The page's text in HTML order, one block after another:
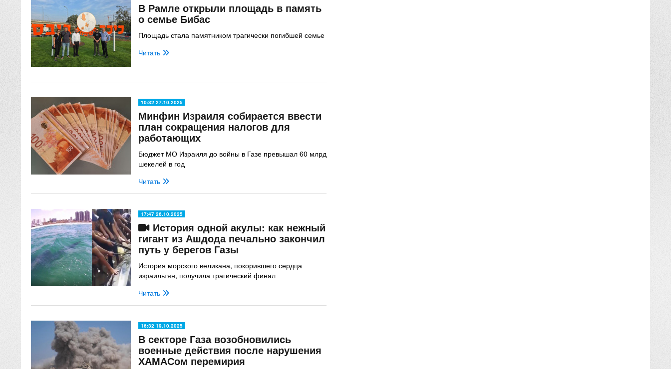
В Рамле открыли площадь в память
о семье Бибас
Площадь стала памятником трагически погибшей семье
Читать
10:32 27.10.2025
Минфин Израиля собирается ввести
план сокращения налогов для
работающих
Бюджет МО Израиля до войны в Газе превышал 60 млрд
шекелей в год
Читать
17:47 26.10.2025
История одной акулы: как нежный
гигант из Ашдода печально закончил
путь у берегов Газы
История морского великана, покорившего сердца
израильтян, получила трагический финал
Читать
16:32 19.10.2025
В секторе Газа возобновились
военные действия после нарушения
ХАМАСом перемирия